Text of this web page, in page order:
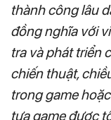
thành công lâu
đồng nghĩa với
tra và phát triển
chiến thuật,
trong game
tựa game được